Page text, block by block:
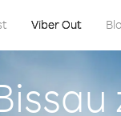
Viber Out